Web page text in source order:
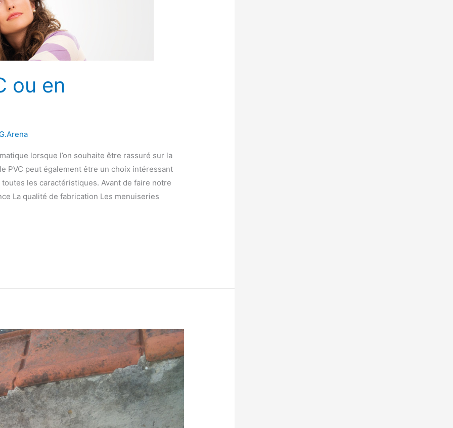
ou en
G.Arena
lorsque l’on souhaite être rassuré sur la
PVC peut également être un choix intéressant
les caractéristiques. Avant de faire notre
La qualité de fabrication Les menuiseries